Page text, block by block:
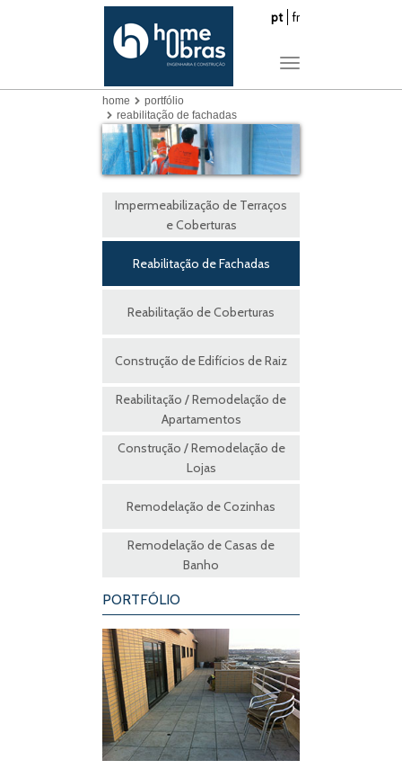
pt fr
Toggle
home
portfólio
reabilitação de fachadas
Impermeabilização de Terraços
e Coberturas
Reabilitação de Fachadas
Reabilitação de Coberturas
Construção de Edifícios de Raiz
Reabilitação / Remodelação de
Apartamentos
Construção / Remodelação de
Lojas
Remodelação de Cozinhas
Remodelação de Casas de
Banho
PORTFÓLIO